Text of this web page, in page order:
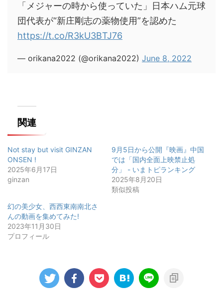
「メジャーの時から使っていた」日本ハム元球
団代表が“新庄剛志の薬物使用”を認めた
https://t.co/R3kU3BTJ76
— orikana2022 (@orikana2022) June 8, 2022
関連
Not stay but visit GINZAN
ONSEN !
2025年6月17日
ginzan
9月5日から公開『映画』中国
では「国内全面上映禁止処
分」 - いまトピランキング
2025年8月20日
類似投稿
幻の美少女、西西東南南北さ
んの動画を集めてみた!
2023年11月30日
プロフィール